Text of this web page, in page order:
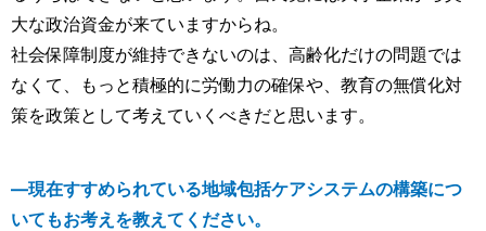
大な政治資金が来ていますからね。
社会保障制度が維持できないのは、高齢化だけの問題では
なくて、もっと積極的に労働力の確保や、教育の無償化対
策を政策として考えていくべきだと思います。
―現在すすめられている地域包括ケアシステムの構築につ
いてもお考えを教えてください。